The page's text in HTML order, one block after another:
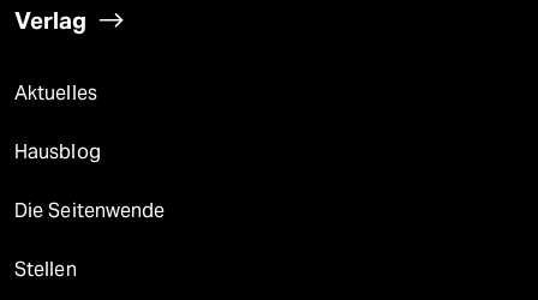
Verlag
Aktuelles
Hausblog
Die Seitenwende
Stellen